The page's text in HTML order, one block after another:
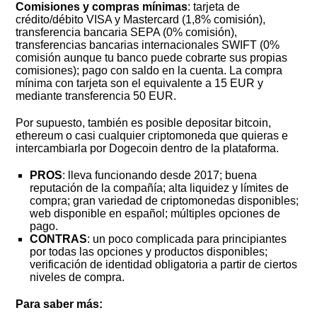
Comisiones y compras mínimas: tarjeta de
crédito/débito VISA y Mastercard (1,8% comisión),
transferencia bancaria SEPA (0% comisión),
transferencias bancarias internacionales SWIFT (0%
comisión aunque tu banco puede cobrarte sus propias
comisiones); pago con saldo en la cuenta. La compra
mínima con tarjeta son el equivalente a 15 EUR y
mediante transferencia 50 EUR.
Por supuesto, también es posible depositar bitcoin,
ethereum o casi cualquier criptomoneda que quieras e
intercambiarla por Dogecoin dentro de la plataforma.
PROS: lleva funcionando desde 2017; buena
reputación de la compañía; alta liquidez y límites de
compra; gran variedad de criptomonedas disponibles;
web disponible en español; múltiples opciones de
pago.
CONTRAS: un poco complicada para principiantes
por todas las opciones y productos disponibles;
verificación de identidad obligatoria a partir de ciertos
niveles de compra.
Para saber más: